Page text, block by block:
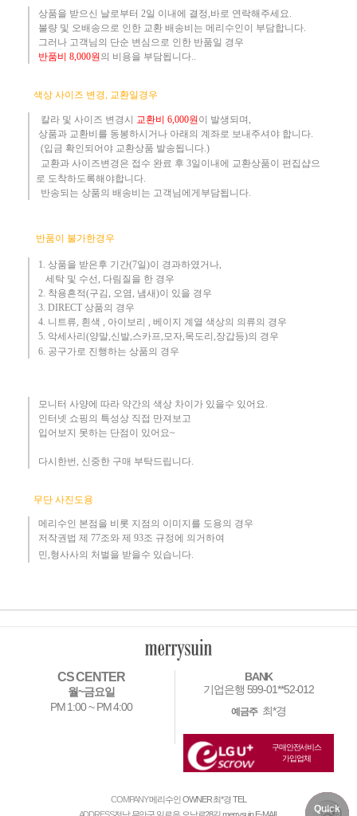
상품을 받으신 날로부터 2일 이내에 결정,바로 연락해주세요.
불량 및 오배송으로 인한 교환 배송비는 메리수인이 부담합니다.
그러나 고객님의 단순 변심으로 인한 반품일 경우
반품비 8,000원 의 비용을 부담됩니다..
색상 사이즈 변경, 교환일경우
칼라 및 사이즈 변경시 교환비 6,000원 이 발생되며,
상품과 교환비를 동봉하시거나 아래의 계좌로 보내주셔야 합니다.
(입금 확인되어야 교환상품 발송됩니다.)​
교환과 사이즈변경은 접수 완료 후 3일이내에 교환상품이 편집샵으
로 도착하도록해야합니다.
​ 반송되는 상품의 배송비는 고객님에게부담됩니다.
반품이 불가한경우
1. 상품을 받은후 기간(7일)이 경과하였거나,
세탁 및 수선, 다림질을 한 경우
2. 착용흔적(구김, 오염, 냄새)이 있을 경우
3. DIRECT 상품의 경우
4. 니트류, 흰색 , 아이보리 , 베이지 계열 색상의 의류의 경우
​5. 악세사리(양말,신발,스카프,모자,목도리,장갑등)의 경우
6. 공구가로 진행하는 상품의 경우​
모니터 사양에 따라 약간의 색상 차이가 있을수 있어요.
인터넷 쇼핑의 특성상 직접 만져보고
입어보지 못하는 단점이 있어요~
다시한번, 신중한 구매 부탁드립니다.
무단 사진도용
메리수인 본점을 비롯 지점의 이미지를 도용의 경우​
저작권법 제 77조와 제 93조 규정에 의거하여
민,형사사의 처벌을 받을수 있습니다.
CS CENTER
월~금요일
PM 1:00 ~ PM 4:00
BANK
기업은행 599-01**52-012
예금주최*경
구매안전서비스
가입업체
COMPANY메리수인 OWNER최*경TEL
NOTICE
MY PAGE
DELIVERY
Quick